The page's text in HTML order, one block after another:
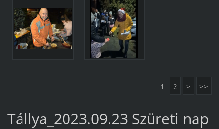
1 2 > >>
Tállya_2023.09.23 Szüreti nap